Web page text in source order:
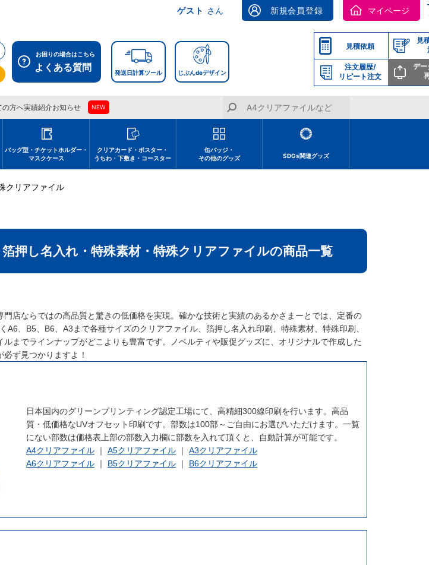
ゲスト さん 新規会員登録 マイページ
お困りの場合はこちら
よくある質問 発送日計算ツール じぶんdeデザイン
見積依頼
見
注文履歴/
リピート注文
デー
の方へ実績紹介お知らせ NEW
バッグ型・チケットホルダー・
マスクケース
クリアカード・ポスター・
うちわ・下敷き・コースター
缶バッジ・
その他のグッズ
SDGs関連グッズ
クリアファイル
押し名入れ・特殊素材・特殊クリアファイルの商品一覧
門店ならではの高品質と驚きの低価格を実現。確かな技術と実績のあるかさまーとでは、定番の
A6、B5、B6、A3まで各種サイズのクリアファイル、箔押し名入れ印刷、特殊素材、特殊印刷、
ルまでラインナップがどこよりも豊富です。ノベルティや販促グッズに、オリジナルで作成した
ず見つかりますよ！
日本国内のグリーンプリンティング認定工場にて、高精細300線印刷を行います。高品
質・低価格なUVオフセット印刷です。部数は100部～ご自由にお選びいただけます。一覧
にない部数は価格表上部の部数入力欄に部数を入れて頂くと、自動計算が可能です。
A4クリアファイル ｜ A5クリアファイル ｜ A3クリアファイル
A6クリアファイル ｜ B5クリアファイル ｜ B6クリアファイル